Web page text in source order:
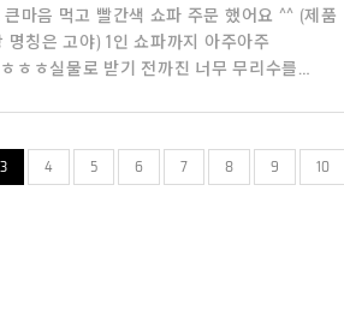
마음 먹고 빨간색 쇼파 주문 했어요 ^^ (제품
명칭은 고야) 1인 쇼파까지 아주아주
ㅎㅎ실물로 받기 전까진 너무 무리수를
3 4 5 6 7 8 9 10